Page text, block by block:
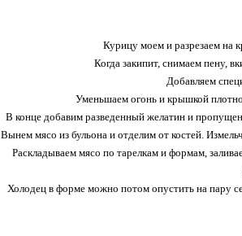
Курицу моем и разрезаем на
Когда закипит, снимаем пену,
Добавляем
Уменьшаем огонь и крышкой
В конце добавим разведенный желатин и
Вынем мясо из бульона и отделим от костей.
Раскладываем мясо по тарелкам и формам,
Холодец в форме можно потом опустить на пару